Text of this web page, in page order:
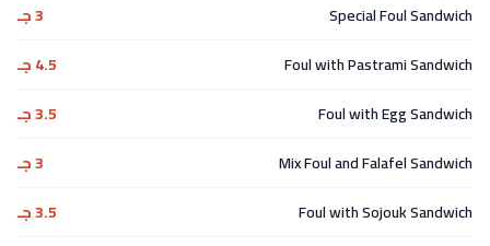
Special Foul Sandwich
3 جـ
Foul with Pastrami Sandwich
4.5 جـ
Foul with Egg Sandwich
3.5 جـ
Mix Foul and Falafel Sandwich
3 جـ
Foul with Sojouk Sandwich
3.5 جـ